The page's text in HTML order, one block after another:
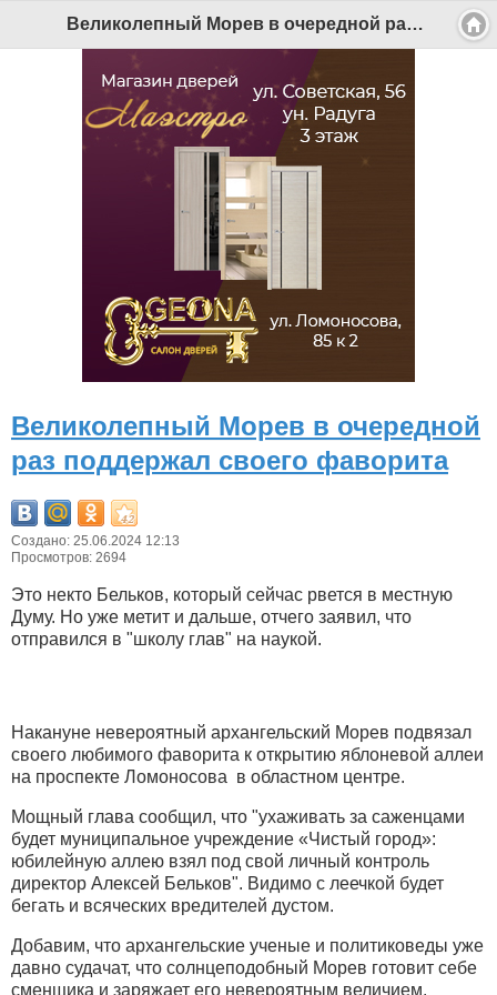
Великолепный Морев в очередной раз поддержал своего фаворита - Беломорканал Северодвинск tv29.ru
Великолепный Морев в очередной
раз поддержал своего фаворита
Создано: 25.06.2024 12:13
Просмотров: 2694
Это некто Бельков, который сейчас рвется в местную
Думу. Но уже метит и дальше, отчего заявил, что
отправился в "школу глав" на наукой.
Накануне невероятный архангельский Морев подвязал
своего любимого фаворита к открытию яблоневой аллеи
на проспекте Ломоносова в областном центре.
Мощный глава сообщил, что "ухаживать за саженцами
будет муниципальное учреждение «Чистый город»:
юбилейную аллею взял под свой личный контроль
директор Алексей Бельков". Видимо с леечкой будет
бегать и всяческих вредителей дустом.
Добавим, что архангельские ученые и политиковеды уже
давно судачат, что солнцеподобный Морев готовит себе
сменщика и заряжает его невероятным величием.